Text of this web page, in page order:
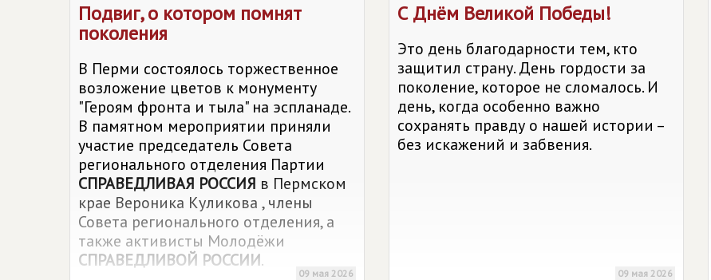
Подвиг, о котором помнят
поколения
В Перми состоялось торжественное
возложение цветов к монументу
"Героям фронта и тыла" на эспланаде.
В памятном мероприятии приняли
участие председатель Совета
регионального отделения Партии
СПРАВЕДЛИВАЯ РОССИЯ в Пермском
крае Вероника Куликова , члены
Совета регионального отделения, а
также активисты Молодёжи
СПРАВЕДЛИВОЙ РОССИИ.
09 мая 2026
С Днём Великой Победы!
Это день благодарности тем, кто
защитил страну. День гордости за
поколение, которое не сломалось. И
день, когда особенно важно
сохранять правду о нашей истории –
без искажений и забвения.
09 мая 2026